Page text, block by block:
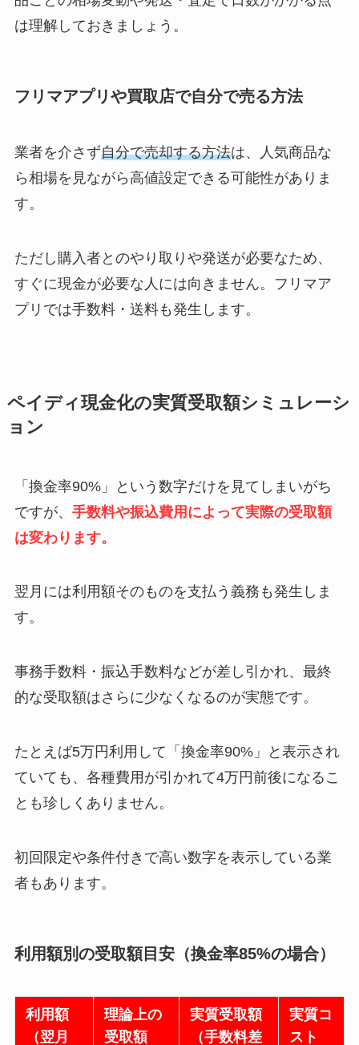
は理解しておきましょう。
フリマアプリや買取店で自分で売る方法
業者を介さず自分で売却する方法は、人気商品な
ら相場を見ながら高値設定できる可能性がありま
す。
ただし購入者とのやり取りや発送が必要なため、
すぐに現金が必要な人には向きません。フリマア
プリでは手数料・送料も発生します。
ペイディ現金化の実質受取額シミュレーシ
ョン
「換金率90%」という数字だけを見てしまいがち
ですが、 手数料や振込費用によって実際の受取額
は変わります。
翌月には利用額そのものを支払う義務も発生しま
す。
事務手数料・振込手数料などが差し引かれ、最終
的な受取額はさらに少なくなるのが実態です。
たとえば5万円利用して「換金率90%」と表示され
ていても、各種費用が引かれて4万円前後になるこ
とも珍しくありません。
初回限定や条件付きで高い数字を表示している業
者もあります。
利用額別の受取額目安（換金率85%の場合）
利用額
（翌月
理論上の
受取額
実質受取額
（手数料差
実質コ
スト